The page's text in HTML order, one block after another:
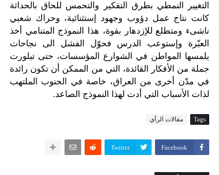
التغيير النمطي بطرق التفكير والتحمس للحاق بالحداثة
كانت نتاج عمل دؤوب وجهود إستثنائية، وحراك شعبي
ناشىء ومتطلع للإزدهار بقوة، هذا النموذج المتنامي
أخذ
العبّرة
وإستوعب الدرس فحوّل الفشل الى
نجاحات
يلمسها
المواطن في الشوارع المؤسسات، حتى تبلورت
جملة من الأفكار القائدة، التي من الممكن أن تكون رائدة
في مدّن أخرى من العراق، خاصة في الجنوب
الملتهب
لذات الأسباب التي أدت لهذا النموذج الصاعد.
Tags مقالات الرأي
Facebook
Twitter